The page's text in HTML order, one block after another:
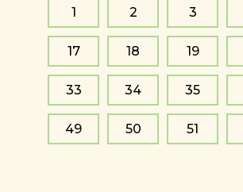
1 2 3
17 18 19
33 34 35
49 50 51